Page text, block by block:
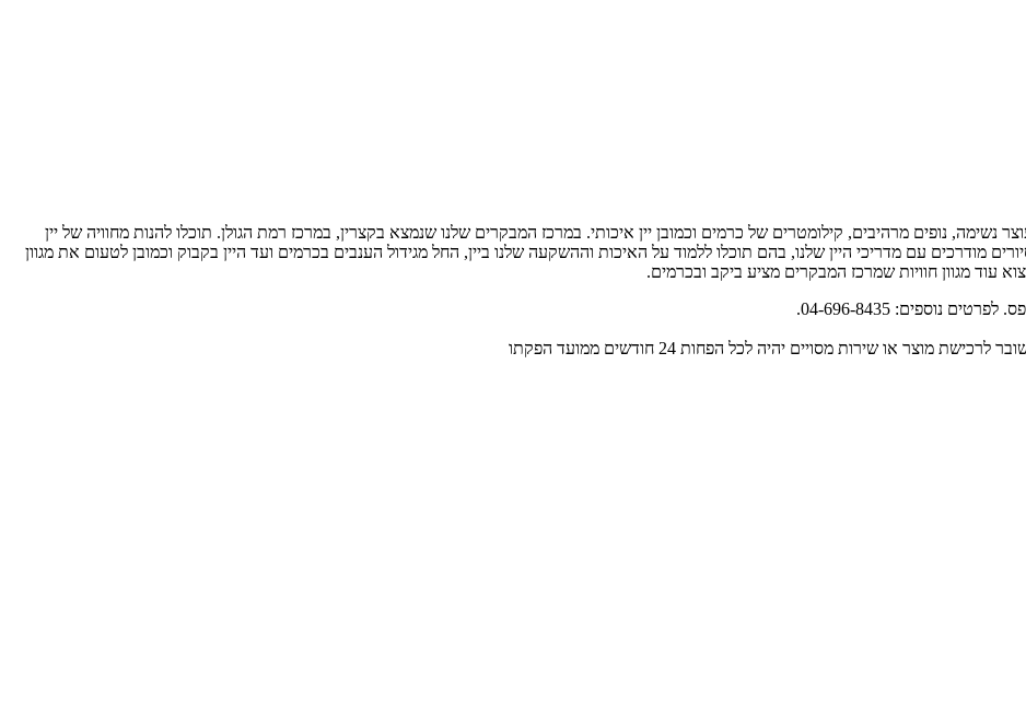
נשימה, נופים מרהיבים, קילומטרים של כרמים וכמובן יין איכותי. במרכז המבקרים שלנו שנמצא בקצרין, במרכז רמת הגולן. תוכלו להנות מחוויה של יין
מודרכים עם מדריכי היין שלנו, בהם תוכלו ללמוד על האיכות וההשקעה שלנו ביין, החל מגידול הענבים בכרמים ועד היין בקבוק וכמובן לטעום את מגוון
עוד מגוון חוויות שמרכז המבקרים מציע ביקב ובכרמים.